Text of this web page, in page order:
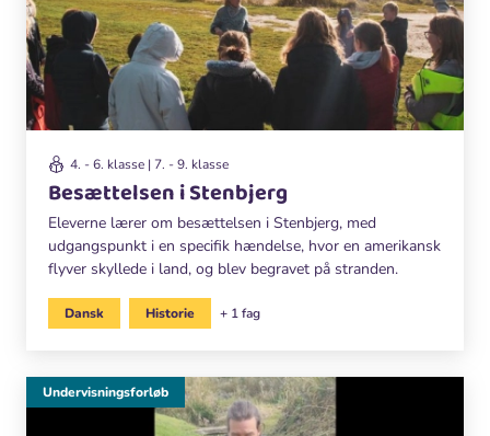
4. - 6. klasse | 7. - 9. klasse
Besættelsen i Stenbjerg
Eleverne lærer om besættelsen i Stenbjerg, med
udgangspunkt i en specifik hændelse, hvor en amerikansk
flyver skyllede i land, og blev begravet på stranden.
Dansk Historie + 1 fag
Undervisningsforløb